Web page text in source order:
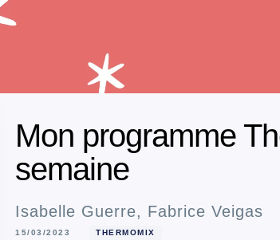
Mon programme
semaine
Isabelle Guerre, Fabrice Veigas
15/03/2023 THERMOMIX